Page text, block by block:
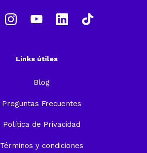
Links útiles
Blog
Preguntas Frecuentes
Política de Privacidad
Términos y condiciones